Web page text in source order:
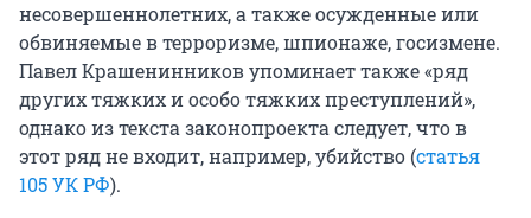
несовершеннолетних, а также осужденные или
обвиняемые в терроризме, шпионаже, госизмене.
Павел Крашенинников упоминает также «ряд
других тяжких и особо тяжких преступлений»,
однако из текста законопроекта следует, что в
этот ряд не входит, например, убийство (статья
105 УК РФ).